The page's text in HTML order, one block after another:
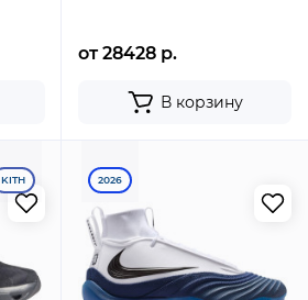
от 28428 р.
В корзину
KITH 2026